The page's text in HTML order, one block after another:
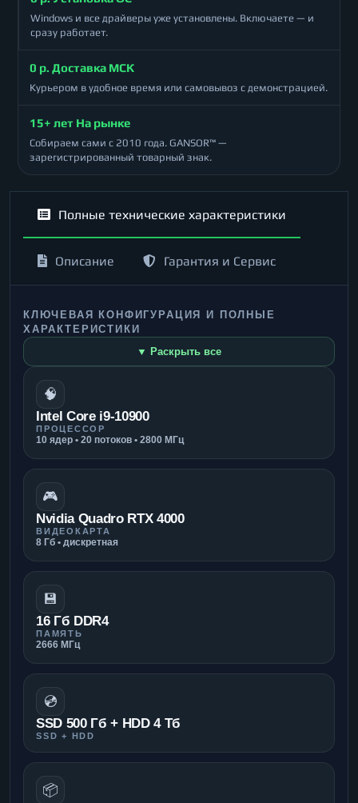
Windows и все драйверы уже установлены. Включаете — и
сразу работает.
0 р. Доставка МСК
Курьером в удобное время или самовывоз с демонстрацией.
15+ лет На рынке
Собираем сами с 2010 года. GANSOR™ —
зарегистрированный товарный знак.
Полные технические характеристики
Описание Гарантия и Сервис
КЛЮЧЕВАЯ КОНФИГУРАЦИЯ И ПОЛНЫЕ
ХАРАКТЕРИСТИКИ
▼ Раскрыть все
🧠
Intel Core i9-10900
ПРОЦЕССОР
10 ядер • 20 потоков • 2800 МГц
🎮
Nvidia Quadro RTX 4000
ВИДЕОКАРТА
8 Гб • дискретная
💾
16 Гб DDR4
ПАМЯТЬ
2666 МГц
💿
SSD 500 Гб + HDD 4 Тб
SSD + HDD
📦